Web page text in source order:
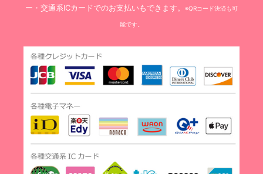
ー・交通系ICカードでのお支払いもできます。
※QRコード決済も可
能です。